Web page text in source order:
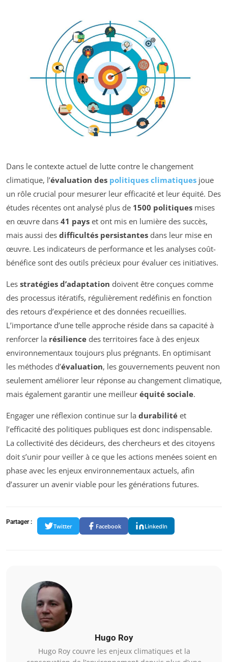
Dans le contexte actuel de lutte contre le changement
climatique, l’évaluation des politiques climatiques joue
un rôle crucial pour mesurer leur efficacité et leur équité. Des
études récentes ont analysé plus de 1500 politiques mises
en œuvre dans 41 pays et ont mis en lumière des succès,
mais aussi des difficultés persistantes dans leur mise en
œuvre. Les indicateurs de performance et les analyses coût-
bénéfice sont des outils précieux pour évaluer ces initiatives.
Les stratégies d’adaptation doivent être conçues comme
des processus itératifs, régulièrement redéfinis en fonction
des retours d’expérience et des données recueillies.
L’importance d’une telle approche réside dans sa capacité à
renforcer la résilience des territoires face à des enjeux
environnementaux toujours plus prégnants. En optimisant
les méthodes d’évaluation, les gouvernements peuvent non
seulement améliorer leur réponse au changement climatique,
mais également garantir une meilleur équité sociale.
Engager une réflexion continue sur la durabilité et
l’efficacité des politiques publiques est donc indispensable.
La collectivité des décideurs, des chercheurs et des citoyens
doit s’unir pour veiller à ce que les actions menées soient en
phase avec les enjeux environnementaux actuels, afin
d’assurer un avenir viable pour les générations futures.
Partager :
Twitter Facebook LinkedIn
Hugo Roy
Hugo Roy couvre les enjeux climatiques et la